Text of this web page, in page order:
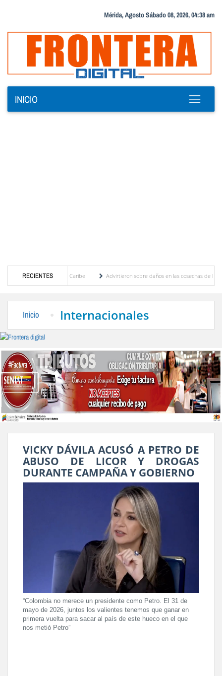
Mérida, Agosto Sábado 08, 2026, 04:38 am
INICIO
RECIENTES
y del Caribe
Advirtieron sobre daños en las cosechas de los Andes ante
Inicio Internacionales
VICKY DÁVILA ACUSÓ A PETRO DE
ABUSO DE LICOR Y DROGAS
DURANTE CAMPAÑA Y GOBIERNO
“Colombia no merece un presidente como Petro. El 31 de
mayo de 2026, juntos los valientes tenemos que ganar en
primera vuelta para sacar al país de este hueco en el que
nos metió Petro”